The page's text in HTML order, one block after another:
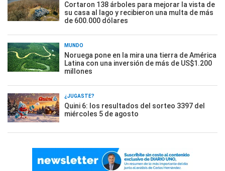
Cortaron 138 árboles para mejorar la vista de
su casa al lago y recibieron una multa de más
de 600.000 dólares
MUNDO
Noruega pone en la mira una tierra de América
Latina con una inversión de más de US$1.200
millones
¿JUGASTE?
Quini 6: los resultados del sorteo 3397 del
miércoles 5 de agosto